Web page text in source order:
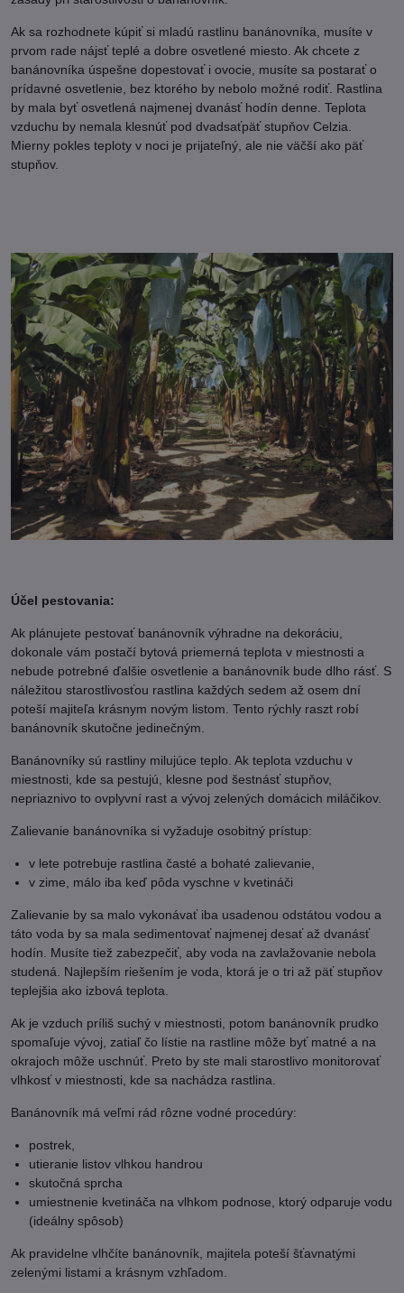
Ak sa rozhodnete kúpiť si mladú rastlinu banánovníka, musíte v
prvom rade nájsť teplé a dobre osvetlené miesto. Ak chcete z
banánovníka úspešne dopestovať i ovocie, musíte sa postarať o
prídavné osvetlenie, bez ktorého by nebolo možné rodiť. Rastlina
by mala byť osvetlená najmenej dvanásť hodín denne. Teplota
vzduchu by nemala klesnúť pod dvadsaťpäť stupňov Celzia.
Mierny pokles teploty v noci je prijateľný, ale nie väčší ako päť
stupňov.
Účel pestovania:
Ak plánujete pestovať banánovník výhradne na dekoráciu,
dokonale vám postačí bytová priemerná teplota v miestnosti a
nebude potrebné ďalšie osvetlenie a banánovník bude dlho rásť. S
náležitou starostlivosťou rastlina každých sedem až osem dní
poteší majiteľa krásnym novým listom. Tento rýchly raszt robí
banánovník skutočne jedinečným.
Banánovníky sú rastliny milujúce teplo. Ak teplota vzduchu v
miestnosti, kde sa pestujú, klesne pod šestnásť stupňov,
nepriaznivo to ovplyvní rast a vývoj zelených domácich miláčikov.
Zalievanie banánovníka si vyžaduje osobitný prístup:
v lete potrebuje rastlina časté a bohaté zalievanie,
v zime, málo iba keď pôda vyschne v kvetináči
Zalievanie by sa malo vykonávať iba usadenou odstátou vodou a
táto voda by sa mala sedimentovať najmenej desať až dvanásť
hodín. Musíte tiež zabezpečiť, aby voda na zavlažovanie nebola
studená. Najlepším riešením je voda, ktorá je o tri až päť stupňov
teplejšia ako izbová teplota.
Ak je vzduch príliš suchý v miestnosti, potom banánovník prudko
spomaľuje vývoj, zatiaľ čo lístie na rastline môže byť matné a na
okrajoch môže uschnúť. Preto by ste mali starostlivo monitorovať
vlhkosť v miestnosti, kde sa nachádza rastlina.
Banánovník má veľmi rád rôzne vodné procedúry:
postrek,
utieranie listov vlhkou handrou
skutočná sprcha
umiestnenie kvetináča na vlhkom podnose, ktorý odparuje vodu
(ideálny spôsob)
Ak pravidelne vlhčíte banánovník, majitela poteší šťavnatými
zelenými listami a krásnym vzhľadom.